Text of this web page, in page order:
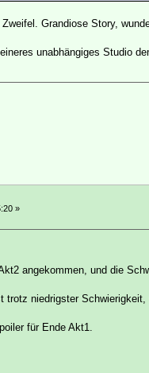
Grandiose Story,
unabhängiges Studio
»
angekommen, und die
trotz niedrigster
für Ende Akt1.